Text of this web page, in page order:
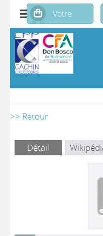
>> Retour
Détail